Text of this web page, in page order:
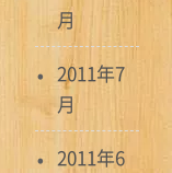
月
2011年7
月
2011年6